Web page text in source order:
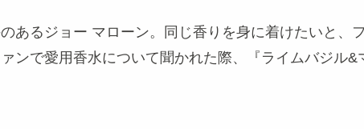
あるジョー マローン。同じ香りを身に着けたいと、
ンで愛用香水について聞かれた際、『ライムバジル&